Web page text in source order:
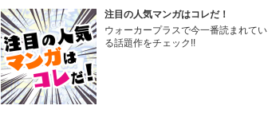
注目の人気マンガはコレだ！
ウォーカープラスで今一番読まれてい
る話題作をチェック!!